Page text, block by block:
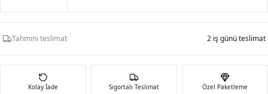
Tahmini teslimat 2 iş günü teslimat
Kolay İade
Sigortalı Teslimat
Özel Paketleme